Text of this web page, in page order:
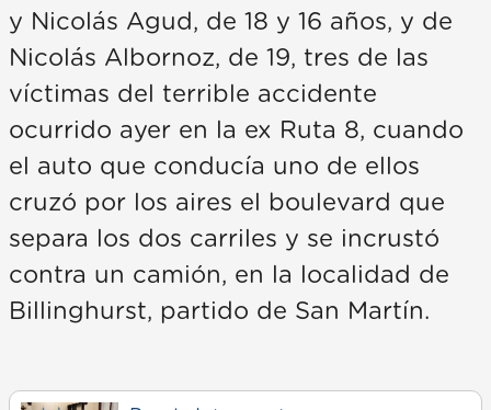
y Nicolás Agud, de 18 y 16 años, y de
Nicolás Albornoz, de 19, tres de las
víctimas del terrible accidente
ocurrido ayer en la ex Ruta 8, cuando
el auto que conducía uno de ellos
cruzó por los aires el boulevard que
separa los dos carriles y se incrustó
contra un camión, en la localidad de
Billinghurst, partido de San Martín.